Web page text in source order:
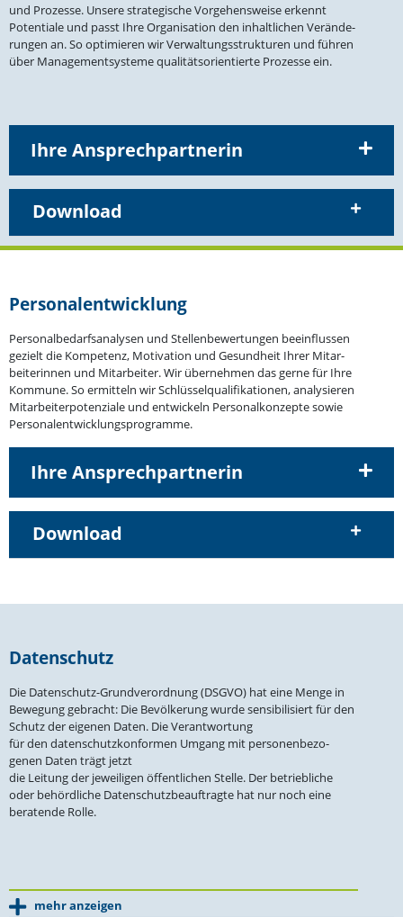
und Prozesse. Unsere strate­gische Vorge­hens­weise erkennt
Poten­tiale und passt Ihre Organi­sation den inhalt­lichen Verän­de­
rungen an. So optimieren wir Verwal­tungs­struk­turen und führen
über Manage­ment­systeme quali­täts­ori­en­tierte Prozesse ein.
Ihre Ansprechpartnerin
Download
Perso­nal­ent­wicklung
Perso­nal­be­darfs­ana­lysen und Stellen­be­wer­tungen beein­flussen
gezielt die Kompetenz, Motivation und Gesundheit Ihrer Mitar­
bei­te­rinnen und Mitar­beiter. Wir übernehmen das gerne für Ihre
Kommune. So ermitteln wir Schlüs­sel­qua­li­fi­ka­tionen, analy­sieren
Mitar­bei­ter­po­ten­ziale und entwi­ckeln Perso­nal­kon­zepte sowie
Personalentwicklungsprogramme.
Ihre Ansprechpartnerin
Download
Daten­schutz
Die Daten­schutz-Grund­ver­ordnung (DSGVO) hat eine Menge in
Bewegung gebracht: Die Bevöl­kerung wurde sensi­bi­li­siert für den
Schutz der eigenen Daten. Die Verant­wortung
für den daten­schutz­kon­formen Umgang mit perso­nen­be­zo­
genen Daten trägt jetzt
die Leitung der jewei­ligen öffent­lichen Stelle. Der betrieb­liche
oder behörd­liche Daten­schutz­be­auf­tragte hat nur noch eine
beratende Rolle.
mehr anzeigen